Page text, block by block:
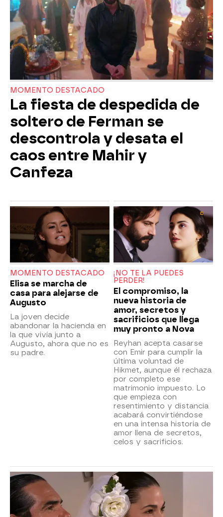
MOMENTO DESTACADO
La fiesta de despedida de
soltero de Ferman se
descontrola y desata el
caos entre Mahir y
Canfeza
MOMENTO DESTACADO
Elisa se marcha de
casa para alejarse de
Augusto
La joven decide
abandonar la hacienda en
la que vivía junto a
Augusto, ahora que no es
su padre.
¡NO TE LA PUEDES
PERDER!
El compromiso, la
nueva historia de
amor, secretos y
sacrificios que llega
muy pronto a Nova
Reyhan acepta casarse
con Emir para cumplir la
última voluntad de
Hikmet, aunque él rechaza
por completo ese
matrimonio impuesto. Lo
que empieza con
resentimiento y distancia
acabará convirtiéndose
en una intensa historia de
amor llena de secretos,
celos y sacrificios.